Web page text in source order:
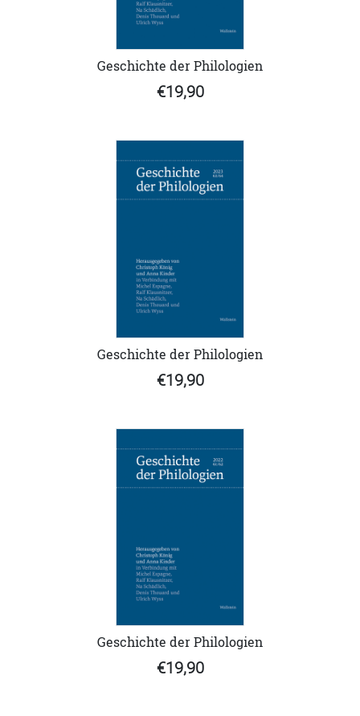
Geschichte der Philologien
€19,90
Geschichte der Philologien
€19,90
Geschichte der Philologien
€19,90